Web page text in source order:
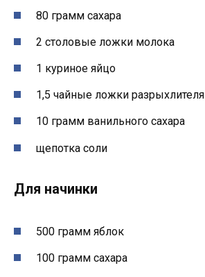
80 грамм сахара
2 столовые ложки молока
1 куриное яйцо
1,5 чайные ложки разрыхлителя
10 грамм ванильного сахара
щепотка соли
Для начинки
500 грамм яблок
100 грамм сахара